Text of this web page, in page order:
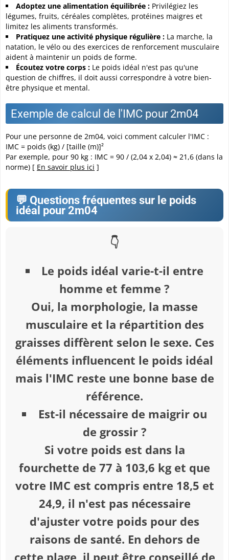
Adoptez une alimentation équilibrée : Privilégiez les
légumes, fruits, céréales complètes, protéines maigres et
limitez les aliments transformés.
Pratiquez une activité physique régulière : La marche, la
natation, le vélo ou des exercices de renforcement musculaire
aident à maintenir un poids de forme.
Écoutez votre corps : Le poids idéal n'est pas qu'une
question de chiffres, il doit aussi correspondre à votre bien-
être physique et mental.
Exemple de calcul de l'IMC pour 2m04
Pour une personne de 2m04, voici comment calculer l'IMC :
IMC = poids (kg) / [taille (m)]²
Par exemple, pour 90 kg : IMC = 90 / (2,04 x 2,04) ≈ 21,6 (dans la
norme) [ En savoir plus ici ]
Questions fréquentes sur le poids
idéal pour 2m04
Le poids idéal varie-t-il entre
homme et femme ?
Oui, la morphologie, la masse
musculaire et la répartition des
graisses diffèrent selon le sexe. Ces
éléments influencent le poids idéal
mais l'IMC reste une bonne base de
référence.
Est-il nécessaire de maigrir ou
de grossir ?
Si votre poids est dans la
fourchette de 77 à 103,6 kg et que
votre IMC est compris entre 18,5 et
24,9, il n'est pas nécessaire
d'ajuster votre poids pour des
raisons de santé. En dehors de